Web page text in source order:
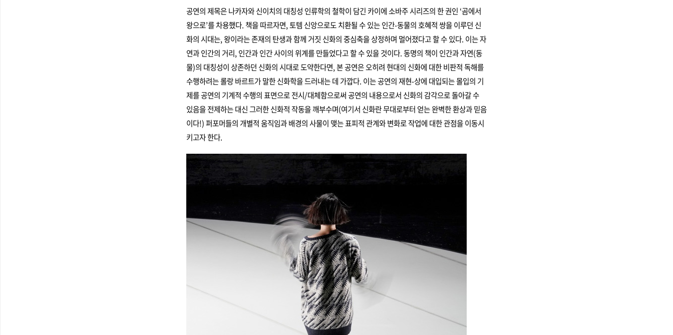
공연의 제목은 나카자와 신이치의 대칭성 인류학의 철학이 담긴 카이에 소바주 시리즈의 한 권인 ‘곰에서
왕으로’를 차용했다. 책을 따르자면, 토템 신앙으로도 치환될 수 있는 인간-동물의 호혜적 쌍을 이루던 신
화의 시대는, 왕이라는 존재의 탄생과 함께 거짓 신화의 중심축을 상정하며 멀어졌다고 할 수 있다. 이는 자
연과 인간의 거리, 인간과 인간 사이의 위계를 만들었다고 할 수 있을 것이다. 동명의 책이 인간과 자연(동
물)의 대칭성이 상존하던 신화의 시대로 도약한다면, 본 공연은 오히려 현대의 신화에 대한 비판적 독해를
수행하려는 롤랑 바르트가 말한 신화학을 드러내는 데 가깝다. 이는 공연의 재현-상에 대입되는 몰입의 기
제를 공연의 기계적 수행의 표면으로 전시/대체함으로써 공연의 내용으로서 신화의 감각으로 돌아갈 수
있음을 전제하는 대신 그러한 신화적 작동을 깨부수며(여기서 신화란 무대로부터 얻는 완벽한 환상과 믿음
이다!) 퍼포머들의 개별적 움직임과 배경의 사물이 맺는 표피적 관계와 변화로 작업에 대한 관점을 이동시
키고자 한다.